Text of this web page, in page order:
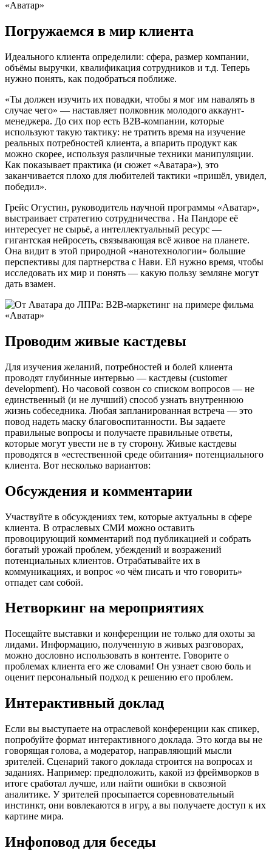
Погружаемся в мир клиента
Идеального клиента определили: сфера, размер компании,
объёмы выручки, квалификация сотрудников и т.д. Теперь
нужно понять, как подобраться поближе.
«Ты должен изучить их повадки, чтобы я мог им навалять в
случае чего» — наставляет полковник молодого аккаунт-
менеджера. До сих пор есть В2В-компании, которые
используют такую тактику: не тратить время на изучение
реальных потребностей клиента, а впарить продукт как
можно скорее, используя различные техники манипуляции.
Как показывает практика (и сюжет «Аватара»), это
заканчивается плохо для любителей тактики «пришёл, увидел,
победил».
Грейс Огустин, руководитель научной программы «Аватар»,
выстраивает стратегию сотрудничества . На Пандоре её
интересует не сырьё, а интеллектуальный ресурс —
гигантская нейросеть, связывающая всё живое на планете.
Она видит в этой природной «нанотехнологии» большие
перспективы для партнерства с Нави. Ей нужно время, чтобы
исследовать их мир и понять — какую пользу земляне могут
дать взамен.
Проводим живые кастдевы
Для изучения желаний, потребностей и болей клиента
проводят глубинные интервью — кастдевы (customer
development). Но часовой созвон со списком вопросов — не
единственный (и не лучший) способ узнать внутреннюю
жизнь собеседника. Любая запланированная встреча — это
повод надеть маску благовоспитанности. Вы задаете
правильные вопросы и получаете правильные ответы,
которые могут увести не в ту сторону. Живые кастдевы
проводятся в «естественной среде обитания» потенциального
клиента. Вот несколько вариантов:
Обсуждения и комментарии
Участвуйте в обсуждениях тем, которые актуальны в сфере
клиента. В отраслевых СМИ можно оставить
провоцирующий комментарий под публикацией и собрать
богатый урожай проблем, убеждений и возражений
потенциальных клиентов. Отрабатывайте их в
коммуникациях, и вопрос «о чём писать и что говорить»
отпадет сам собой.
Нетворкинг на мероприятиях
Посещайте выставки и конференции не только для охоты за
лидами. Информацию, полученную в живых разговорах,
можно дословно использовать в контенте. Говорите о
проблемах клиента его же словами! Он узнает свою боль и
оценит персональный подход к решению его проблем.
Интерактивный доклад
Если вы выступаете на отраслевой конференции как спикер,
попробуйте формат интерактивного доклада. Это когда вы не
говорящая голова, а модератор, направляющий мысли
зрителей. Сценарий такого доклада строится на вопросах и
заданиях. Например: предположить, какой из фреймворков в
итоге сработал лучше, или найти ошибки в сквозной
аналитике. У зрителей просыпается соревновательный
инстинкт, они вовлекаются в игру, а вы получаете доступ к их
картине мира.
Инфоповод для беседы